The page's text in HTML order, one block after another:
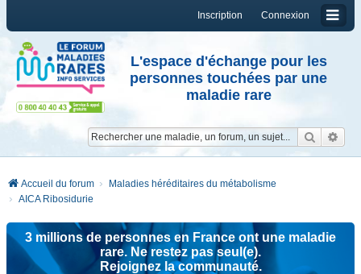
Connexion
Inscription
L'espace d'échange pour les
personnes touchées par une
maladie rare
Accueil du forum
Maladies héréditaires du métabolisme
AICA Ribosidurie
3 millions de personnes en France ont une maladie
rare. Ne restez pas seul(e).
Rejoignez la communauté.